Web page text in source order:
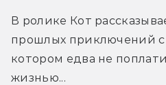
В ролике Кот
прошлых приключений с
котором едва не
жизнью...